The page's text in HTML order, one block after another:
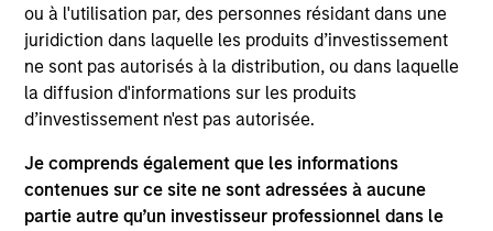
ou à l'utilisation par, des personnes résidant dans une
juridiction dans laquelle les produits d’investissement
ne sont pas autorisés à la distribution, ou dans laquelle
la diffusion d'informations sur les produits
d’investissement n'est pas autorisée.
Je comprends également que les informations
contenues sur ce site ne sont adressées à aucune
partie autre qu’un investisseur professionnel dans le
Differentiators